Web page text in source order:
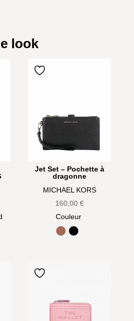
look
Jet Set – Pochette à
dragonne
MICHAEL KORS
160,00€
Couleur
Luggage
Noir